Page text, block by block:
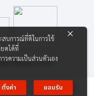
ง เซ็นเตอร์ จำกัด
บการณ์ที่ดีในการใช้
ดได้ที่
รความเป็นส่วนตัวเอง
ตั้งค่า
ยอมรับ